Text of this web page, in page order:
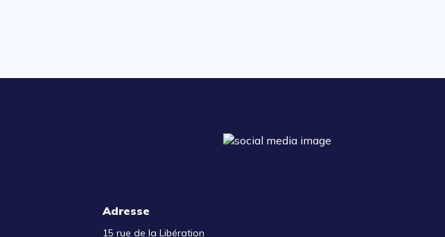
Adresse
15 rue de la Libération